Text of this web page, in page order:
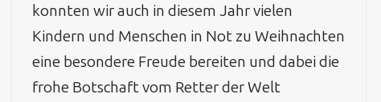
konnten wir auch in diesem Jahr vielen
Kindern und Menschen in Not zu Weihnachten
eine besondere Freude bereiten und dabei die
frohe Botschaft vom Retter der Welt